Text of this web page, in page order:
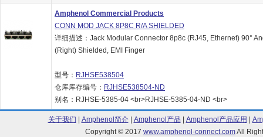
Amphenol Commercial Products
CONN MOD JACK 8P8C R/A SHIELDED
详细描述：Jack Modular Connector 8p8c (RJ45, Ethernet) 90°
(Right) Shielded, EMI Finger
型号： RJHSE538504
仓库库存编号： RJHSE538504-ND
别名：RJHSE-5385-04 <br>RJHSE-5385-04-ND <br>
关于我们 Amphenol简介| Amphenol产品 Amphenol产品应用
Copyright © 2017 www.amphenol-connect.comAll